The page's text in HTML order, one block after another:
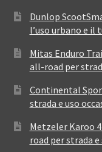
Dunlop
l’uso urbano e il
Mitas Enduro
all-road per
Continental
strada e uso
Metzeler Karoo
road per strada